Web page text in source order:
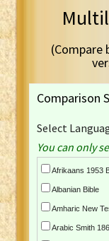
(Compare
Comparison
Select
You can only
Afrikaans 1953
Albanian Bible
Amharic New
Arabic Smith